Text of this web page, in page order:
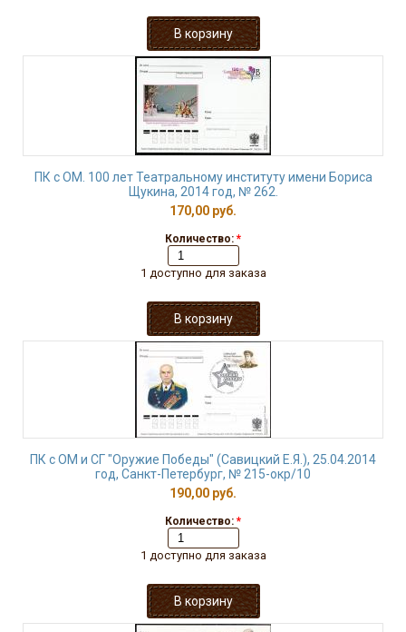
ПК с ОМ. 100 лет Театральному институту имени Бориса
Щукина, 2014 год, № 262.
170,00 руб.
Количество: *
1 доступно для заказа
ПК с ОМ и СГ "Оружие Победы" (Савицкий Е.Я.), 25.04.2014
год, Санкт-Петербург, № 215-окр/10
190,00 руб.
Количество: *
1 доступно для заказа